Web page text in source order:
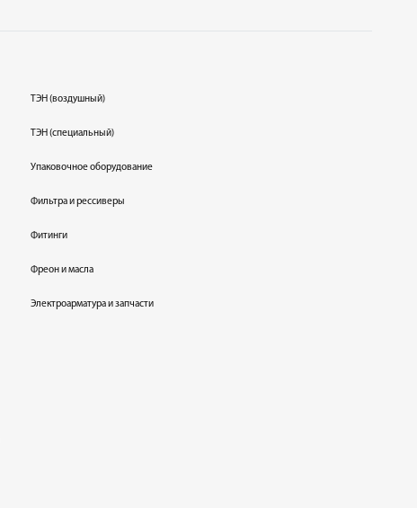
ТЭН (воздушный)
ТЭН (специальный)
Упаковочное оборудование
Фильтра и рессиверы
Фитинги
Фреон и масла
Электроарматура и запчасти